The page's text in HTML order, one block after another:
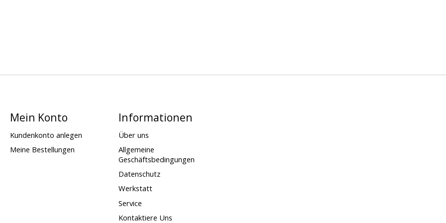
Mein Konto
Kundenkonto anlegen
Meine Bestellungen
Informationen
Über uns
Allgemeine
Geschäftsbedingungen
Datenschutz
Werkstatt
Service
Kontaktiere Uns